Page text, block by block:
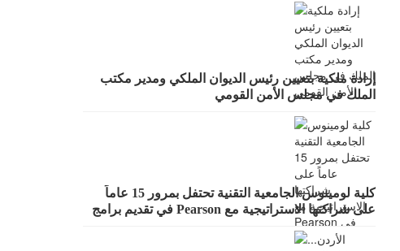
إرادة ملكية بتعيين رئيس الديوان الملكي ومدير مكتب
الملك في مجلس الأمن القومي
كلية لومينوس الجامعية التقنية تحتفل بمرور 15 عاماً
على شراكتها الاستراتيجية مع Pearson في تقديم برامج
BTEC